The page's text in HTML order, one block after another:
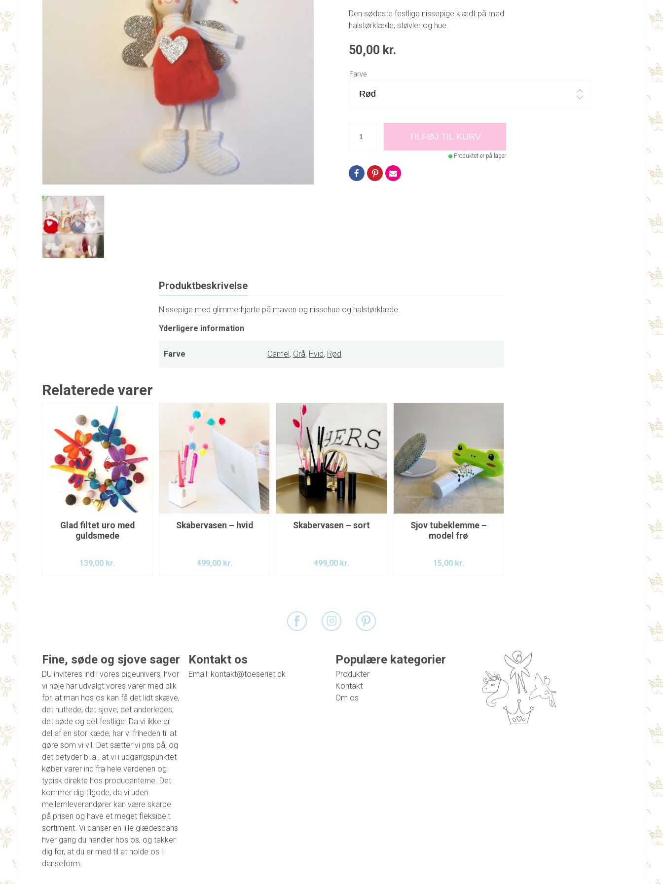
Den sødeste festlige nissepige klædt på med
halstørklæde, støvler og hue.
50,00 kr.
Farve
Produktet er på lager
TILFØJ TIL KURV
Produktbeskrivelse
Nissepige med glimmerhjerte på maven og nissehue og halstørklæde.
Yderligere information
Farve Camel, Grå, Hvid, Rød
Relaterede varer
Glad filtet uro med
guldsmede
139,00 kr.
Skabervasen – hvid
499,00 kr.
Skabervasen – sort
499,00 kr.
Sjov tubeklemme –
model frø
15,00 kr.
Fine, søde og sjove sager
DU inviteres ind i vores pigeunivers, hvor
vi nøje har udvalgt vores varer med blik
for, at man hos os kan få det lidt skæve,
det nuttede, det sjove, det anderledes,
det søde og det festlige. Da vi ikke er
del af en stor kæde, har vi friheden til at
gøre som vi vil. Det sætter vi pris på, og
det betyder bl.a., at vi i udgangspunktet
køber varer ind fra hele verdenen og
typisk direkte hos producenterne. Det
kommer dig tilgode, da vi uden
mellemleverandører kan være skarpe
på prisen og have et meget fleksibelt
sortiment. Vi danser en lille glædesdans
hver gang du handler hos os, og takker
dig for, at du er med til at holde os i
danseform.
Kontakt os
Email: kontakt@toeseriet.dk
Populære kategorier
Produkter
Kontakt
Om os